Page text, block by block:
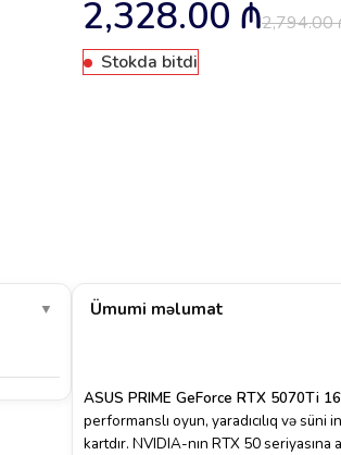
2,794.00
2,328.00 ₼
Stokda bitdi
▼ Ümumi məlumat
ASUS PRIME GeForce RTX 5070Ti
performanslı oyun, yaradıcılıq və
kartdır. NVIDIA-nın RTX 50 seriyasına